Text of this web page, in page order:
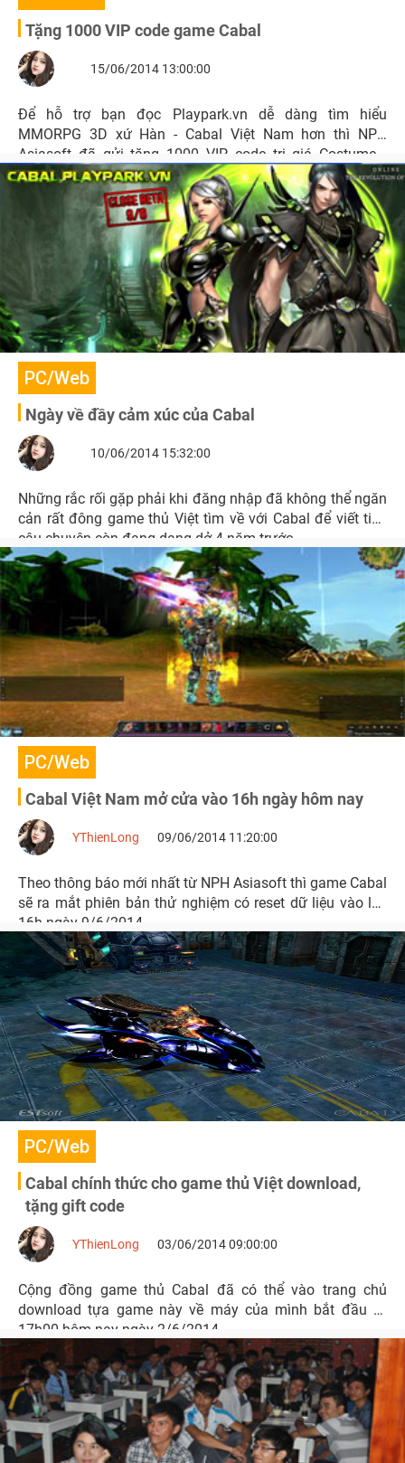
Tặng 1000 VIP code game Cabal
15/06/2014 13:00:00
Để hỗ trợ bạn đọc Playpark.vn dễ dàng tìm hiểu
MMORPG 3D xứ Hàn - Cabal Việt Nam hơn thì NPH
Asiasoft đã gửi tặng 1000 VIP code trị giá Costume -
Naval Officer, Water Elemental - Orb/Crystal, Water
Elemental - Katana/Daikatana, Water Elemental -
Blade/Great, Sword Astral Bike Card - PW5.
PC/Web
Ngày về đầy cảm xúc của Cabal
10/06/2014 15:32:00
Những rắc rối gặp phải khi đăng nhập đã không thể ngăn
cản rất đông game thủ Việt tìm về với Cabal để viết tiếp
câu chuyện còn đang dang dở 4 năm trước.
PC/Web
Cabal Việt Nam mở cửa vào 16h ngày hôm nay
YThienLong 09/06/2014 11:20:00
Theo thông báo mới nhất từ NPH Asiasoft thì game Cabal
sẽ ra mắt phiên bản thử nghiệm có reset dữ liệu vào lúc
16h ngày 9/6/2014.
PC/Web
Cabal chính thức cho game thủ Việt download,
tặng gift code
YThienLong 03/06/2014 09:00:00
Cộng đồng game thủ Cabal đã có thể vào trang chủ
download tựa game này về máy của mình bắt đầu từ
17h00 hôm nay ngày 2/6/2014.